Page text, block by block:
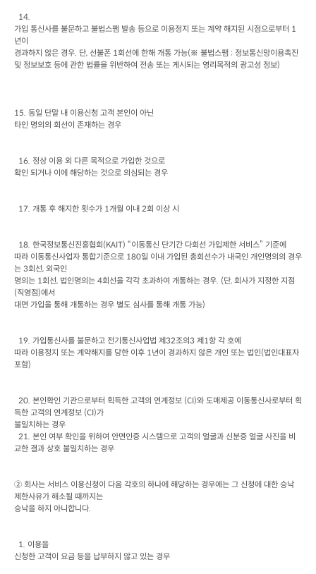
가입 통신사를 불문하고 불법스팸 발송 등으로 이용정지 또는 계약 해지된 시점으로부터 1
년이
경과하지 않은 경우. 단, 선불폰 1회선에 한해 개통 가능(※ 불법스팸 : 정보통신망이용촉진
및 정보보호 등에 관한 법률을 위반하여 전송 또는 게시되는 영리목적의 광고성 정보)
15. 동일 단말 내 이용신청 고객 본인이 아닌
타인 명의의 회선이 존재하는 경우
  16.
정상 이용 외 다른 목적으로 가입한 것으로
확인 되거나 이에 해당하는 것으로 의심되는 경우
  17.
개통 후 해지한 횟수가 1개월 이내 2회 이상 시
  18.
한국정보통신진흥협회 (KAIT) “이동통신 단기간 다회선 가입제한 서비스” 기준에
따라 이동통신사업자 통합기준으로 180일 이내 가입된 총회선수가 내국인 개인명의의 경우
는 3회선, 외국인
명의는 1회선, 법인명의는 4회선을 각각 초과하여 개통하는 경우. (단, 회사가 지정한 지점
(직영점)에서
대면 가입을 통해 개통하는 경우 별도 심사를 통해 개통 가능)
  19.
가입통신사를 불문하고 전기통신사업법 제 32조의3 제 1항 각 호에
따라 이용정지 또는 계약해지를 당한 이후 1년이 경과하지 않은 개인 또는 법인(법인대표자
포함)
  20.
본인확인 기관으로부터 획득한 고객의 연계정보 (CI)와 도매제공 이동통신사로부터 획
득한 고객의 연계정보 (CI)가
불일치하는 경우
교한 결과 상호 불일치하는 경우
② 회사는 서비스 이용신청이 다음 각호의 하나에 해당하는 경우에는 그 신청에 대한 승낙
제한사유가 해소될 때까지는
승낙을 하지 아니합니다.
  1.
이용을
신청한 고객이 요금 등을 납부하지 않고 있는 경우